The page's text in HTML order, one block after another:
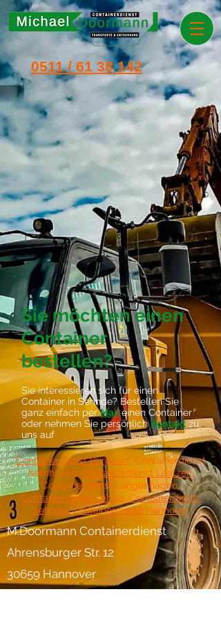
0511 / 61 38 142
Sie möchten einen
Container
bestellen?
Sie interessieren sich für einen
Container in Sehnde? Bestellen Sie
ganz einfach perMaileinen Container
oder nehmen Sie persönlichKontaktzu
uns auf
Containerdienst Burgdorf, Containerdienst
Isernhagen, Containerdienst Laatzen,
Containerdienst Langenhagen,
Containerdienst Lehrte, Containerdienst
Sehnde,Containerdienst Hannover
M.Doormann Containerdienst
Ahrensburger Str. 12
30659 Hannover